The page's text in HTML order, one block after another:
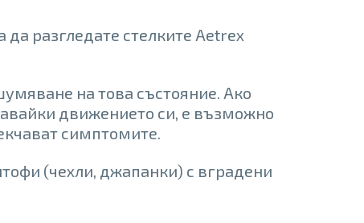
разгледате стелките Aetrex
на това състояние. Ако
движението си, е възможно
симптомите.
(чехли, джапанки) с вградени